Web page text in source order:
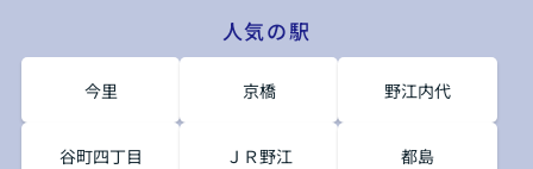
人気の駅
今里 京橋 野江内代
谷町四丁目 ＪＲ野江 都島